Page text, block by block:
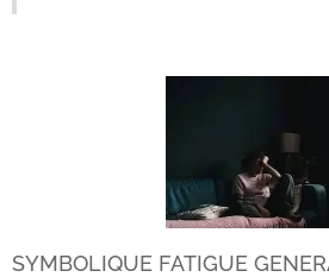
SYMBOLIQUE FATIGUE